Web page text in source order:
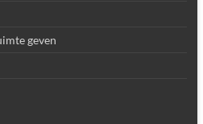
geven